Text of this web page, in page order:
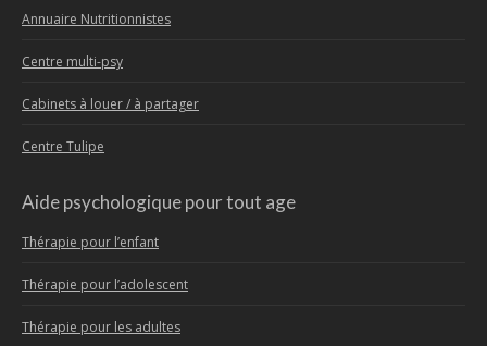
Annuaire Nutritionnistes
Centre multi-psy
Cabinets à louer / à partager
Centre Tulipe
Aide psychologique pour tout age
Thérapie pour l’enfant
Thérapie pour l’adolescent
Thérapie pour les adultes